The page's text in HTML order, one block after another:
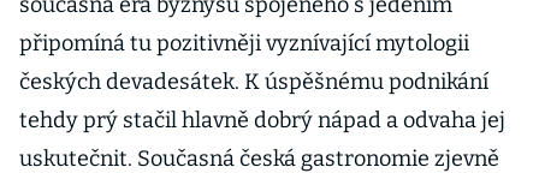
připomíná tu pozitivněji vyznívající mytologii
českých devadesátek. K úspěšnému podnikání
tehdy prý stačil hlavně dobrý nápad a odvaha jej
uskutečnit. Současná česká gastronomie zjevně